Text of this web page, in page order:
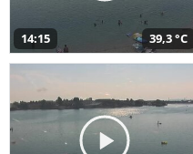
14:15 39,3 °C